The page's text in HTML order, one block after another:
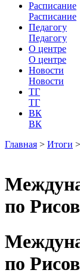
Расписание
Расписание
Педагогу
Педагогу
О центре
О центре
Новости
Новости
ТГ
ТГ
ВК
ВК
Главная > Итоги >
по
по